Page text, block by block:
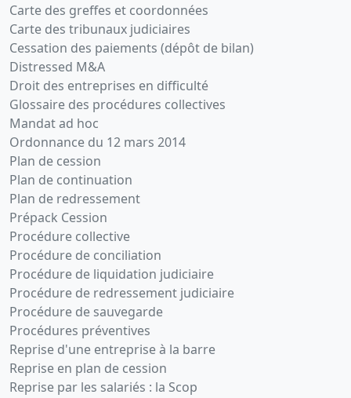
Carte des greffes et coordonnées
Carte des tribunaux judiciaires
Cessation des paiements (dépôt de bilan)
Distressed M&A
Droit des entreprises en difficulté
Glossaire des procédures collectives
Mandat ad hoc
Ordonnance du 12 mars 2014
Plan de cession
Plan de continuation
Plan de redressement
Prépack Cession
Procédure collective
Procédure de conciliation
Procédure de liquidation judiciaire
Procédure de redressement judiciaire
Procédure de sauvegarde
Procédures préventives
Reprise d'une entreprise à la barre
Reprise en plan de cession
Reprise par les salariés : la Scop